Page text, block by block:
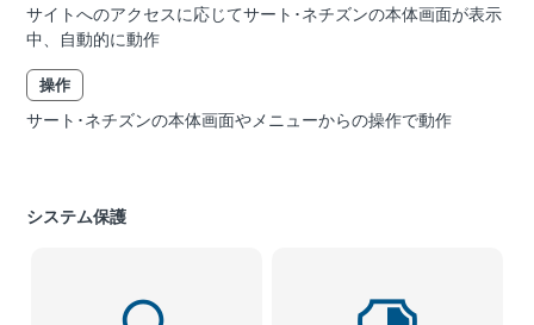
サイトへのアクセスに応じてサート･ネチズンの本体画面が表示
中、自動的に動作
操作
サート･ネチズンの本体画面やメニューからの操作で動作
システム保護